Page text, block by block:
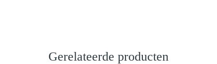
Gerelateerde producten